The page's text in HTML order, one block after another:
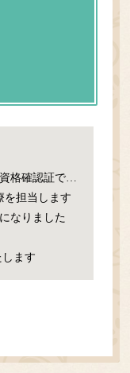
必要になります。
を担当します
なりました
します